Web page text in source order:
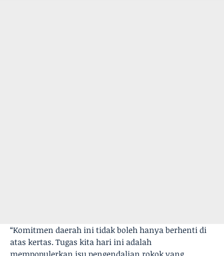
“Komitmen daerah ini tidak boleh hanya berhenti di
atas kertas. Tugas kita hari ini adalah